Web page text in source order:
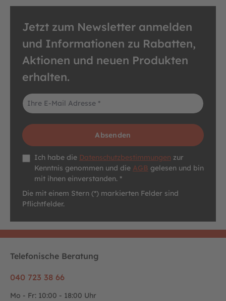
Jetzt zum Newsletter anmelden
und Informationen zu Rabatten,
Aktionen und neuen Produkten
erhalten.
E-Mail-Adresse*
Absenden
Datenschutz *
Ich habe die Datenschutzbestimmungen zur
Kenntnis genommen und die AGB gelesen und bin
mit ihnen einverstanden. *
Die mit einem Stern (*) markierten Felder sind
Pflichtfelder.
Telefonische Beratung
040 723 38 66
Mo - Fr: 10:00 - 18:00 Uhr